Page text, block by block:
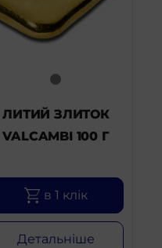
ЛИТИЙ ЗЛИТОК
VALCAMBI 100 Г
в 1 клік
Детальніше